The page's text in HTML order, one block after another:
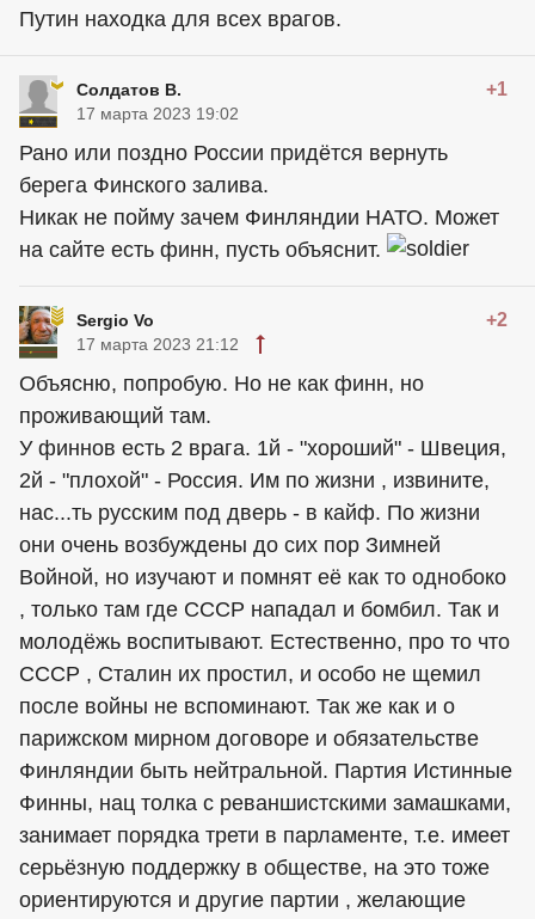
Путин находка для всех врагов.
Солдатов В. +1
17 марта 2023 19:02
Рано или поздно России придётся вернуть
берега Финского залива.
Никак не пойму зачем Финляндии НАТО. Может
на сайте есть финн, пусть объяснит.
Sergio Vo +2
17 марта 2023 21:12
Объясню, попробую. Но не как финн, но
проживающий там.
У финнов есть 2 врага. 1й - "хороший" - Швеция,
2й - "плохой" - Россия. Им по жизни , извините,
нас...ть русским под дверь - в кайф. По жизни
они очень возбуждены до сих пор Зимней
Войной, но изучают и помнят её как то однобоко
, только там где СССР нападал и бомбил. Так и
молодёжь воспитывают. Естественно, про то что
СССР , Сталин их простил, и особо не щемил
после войны не вспоминают. Так же как и о
парижском мирном договоре и обязательстве
Финляндии быть нейтральной. Партия Истинные
Финны, нац толка с реваншистскими замашками,
занимает порядка трети в парламенте, т.е. имеет
серьёзную поддержку в обществе, на это тоже
ориентируются и другие партии , желающие